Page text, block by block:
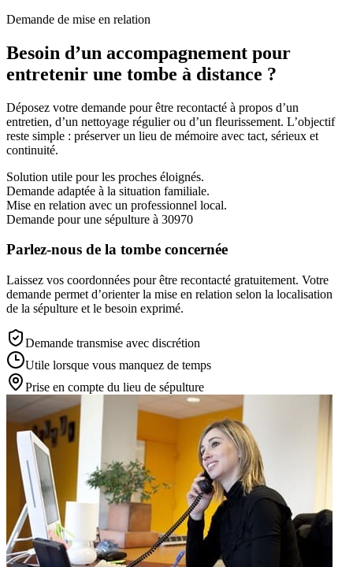
Demande de mise en relation
Besoin d’un accompagnement pour
entretenir une tombe à distance ?
Déposez votre demande pour être recontacté à propos d’un
entretien, d’un nettoyage régulier ou d’un fleurissement. L’objectif
reste simple : préserver un lieu de mémoire avec tact, sérieux et
continuité.
Solution utile pour les proches éloignés.
Demande adaptée à la situation familiale.
Mise en relation avec un professionnel local.
Demande pour une sépulture à 30970
Parlez-nous de la tombe concernée
Laissez vos coordonnées pour être recontacté gratuitement. Votre
demande permet d’orienter la mise en relation selon la localisation
de la sépulture et le besoin exprimé.
Demande transmise avec discrétion
Utile lorsque vous manquez de temps
Prise en compte du lieu de sépulture